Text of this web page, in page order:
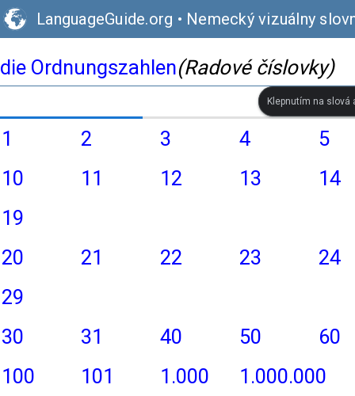
LanguageGuide.org • Nemecký vizuálny
die Ordnungszahlen(Radové číslovky)
Klepnutím na
1 2 3 4
5
10
11 12 13
14
19
20
21 22 23
24
29
30
31 40 50
60
100
101 1.000 1.000.000